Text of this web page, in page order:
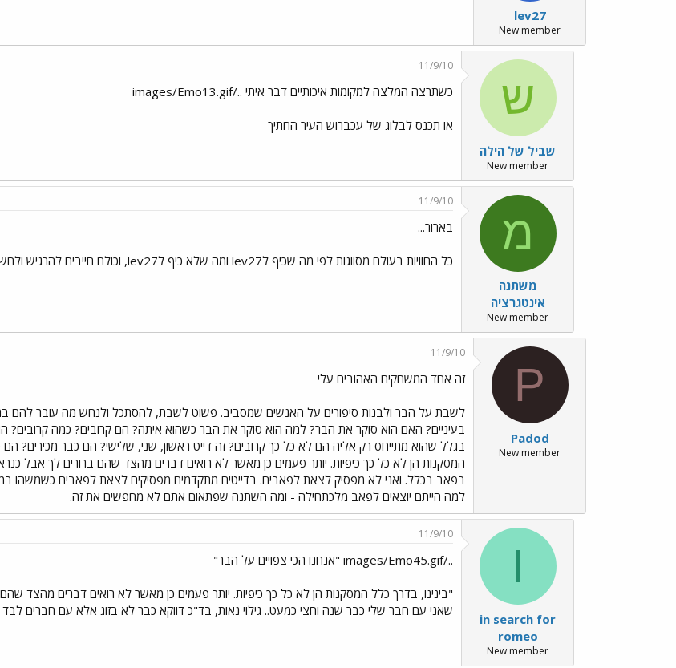
lev27
New member
ש
שביל של הילה
New member
11/9/10
כשתרצה המלצה למקומות איכותיים דבר איתי ../images/Emo13.gif
או תכנס לבלוג של עכברוש העיר החתיך
מ
משתנה
אינטגרציה
New member
11/9/10
בארור...
כל החוויות בעולם מסווגות לפי מה שכיף לlev27 ומה שלא כיף לlev27, וכולם חייבים להרגיש ולחשוב אותו דבר.
P
Padod
New member
11/9/10
זה אחד המשחקים האהובים עלי
לשבת על הבר ולבנות סיפורים על האנשים שמסביב. פשוט לשבת, להסתכל ולנחש מה עובר להם
בעיניים? האם הוא סוקר את הבר? למה הוא סוקר את הבר כשהוא איתה? הם קרובים? כמה
בגלל שהוא מתייחס רק אליה הם לא כל כך קרובים? זה דייט ראשון, שני, שלישי? הם כבר מכירים?
המסקנות הן לא כל כך כיפיות. יותר פעמים כן מאשר לא רואים דברים מהצד שהם ברורים לך
בפאב בכלל. ואני לא מפסיק לצאת לפאבים. בדייטים מתקדמים מפסיקים לצאת לפאבים כשמשהו
למה הייתם יוצאים לפאב מלכתחילה - ומה השתנה שפתאום אתם לא מחפשים את זה.
I
in search for
romeo
New member
11/9/10
../images/Emo45.gif "אנחנו הכי צפויים על הבר"
"בינינו, בדרך כלל המסקנות הן לא כל כך כיפיות. יותר פעמים כן מאשר לא רואים דברים מהצד
שאני עם חבר שלי כבר שנה וחצי כמעט.. גילוי נאות, בד"כ דווקא כבר לא בזוג אלא עם חברים לבד